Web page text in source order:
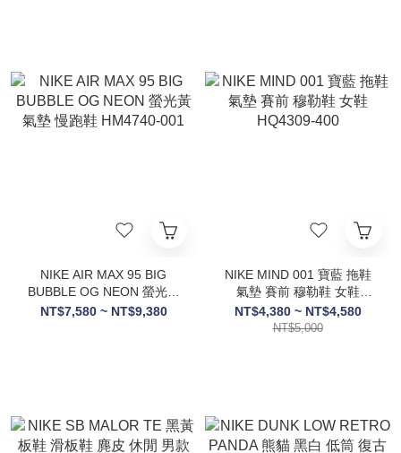
NIKE AIR MAX 95 BIG
BUBBLE OG NEON 螢光黃
氣墊 慢跑鞋 HM4740-001
NT$7,580 ~ NT$9,380
NIKE MIND 001 寶藍 拖鞋
氣墊 賽前 穆勒鞋 女鞋
HQ4309-400
NT$4,380 ~ NT$4,580
NT$5,000